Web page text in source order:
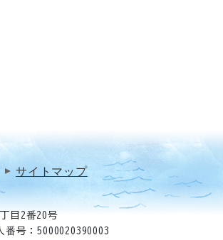
サイトマップ
目2番20号
番号：5000020390003